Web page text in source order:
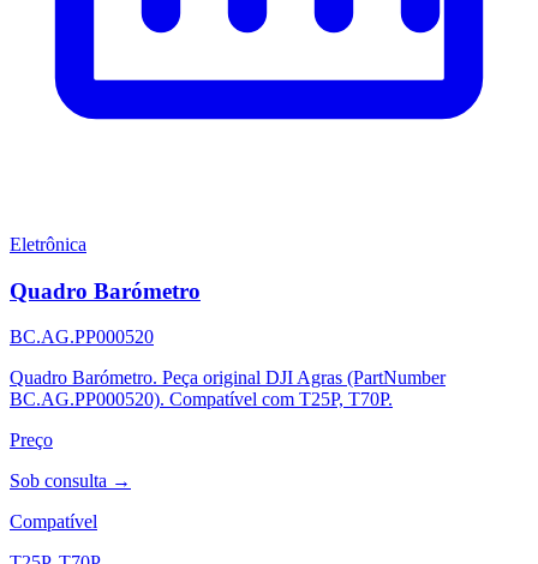
Eletrônica
Quadro Barómetro
BC.AG.PP000520
Quadro Barómetro. Peça original DJI Agras (PartNumber
BC.AG.PP000520). Compatível com T25P, T70P.
Preço
Sob consulta →
Compatível